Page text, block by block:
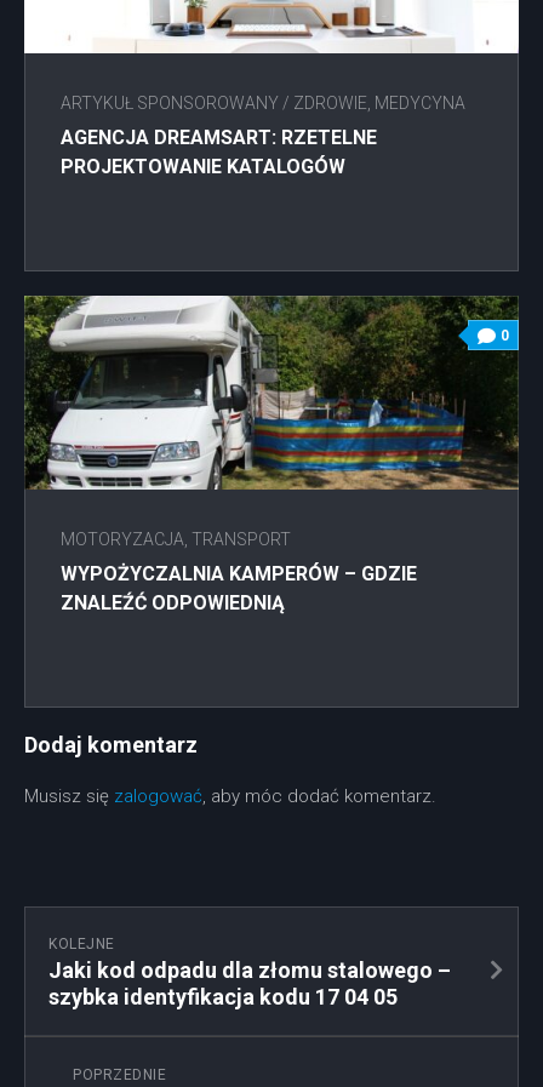
ARTYKUŁ SPONSOROWANY / ZDROWIE, MEDYCYNA
AGENCJA DREAMSART: RZETELNE
PROJEKTOWANIE KATALOGÓW
0
MOTORYZACJA, TRANSPORT
WYPOŻYCZALNIA KAMPERÓW – GDZIE
ZNALEŹĆ ODPOWIEDNIĄ
Dodaj komentarz
Musisz się zalogować, aby móc dodać komentarz.
KOLEJNE
Jaki kod odpadu dla złomu stalowego –
szybka identyfikacja kodu 17 04 05
POPRZEDNIE